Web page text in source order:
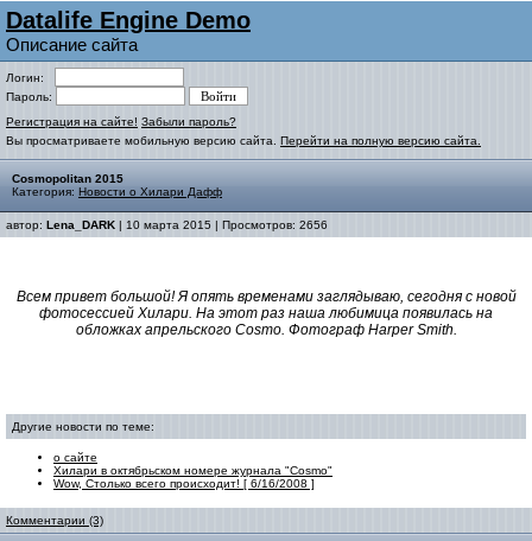
Datalife Engine Demo
Описание сайта
Логин:
Пароль:
Регистрация на сайте! Забыли пароль?
Вы просматриваете мобильную версию сайта. Перейти на полную версию сайта.
Cosmopolitan 2015
Категория: Новости о Хилари Дафф
автор: Lena_DARK | 10 марта 2015 | Просмотров: 2656
Всем привет большой! Я опять временами заглядываю, сегодня с новой
фотосессией Хилари. На этот раз наша любимица появилась на
обложках апрельского Cosmo. Фотограф Harper Smith.
Другие новости по теме:
о сайте
Хилари в октябрьском номере журнала "Cosmo"
Wow, Столько всего происходит! [ 6/16/2008 ]
Комментарии (3)